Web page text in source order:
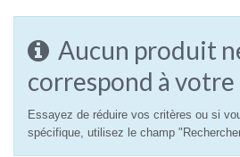
Aucun produit
correspond à
Essayez de réduire vos critères ou si
spécifique, utilisez le champ